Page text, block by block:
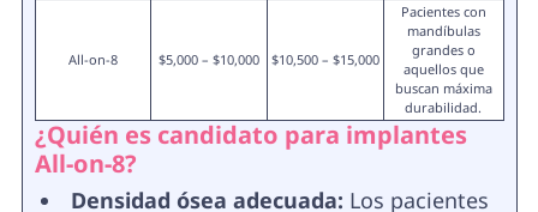
All-on-8 $5,000 – $10,000 $10,500 – $15,000
Pacientes con
mandíbulas
grandes o
aquellos que
buscan máxima
durabilidad.
¿Quién es candidato para implantes
All-on-8?
Densidad ósea adecuada: Los pacientes